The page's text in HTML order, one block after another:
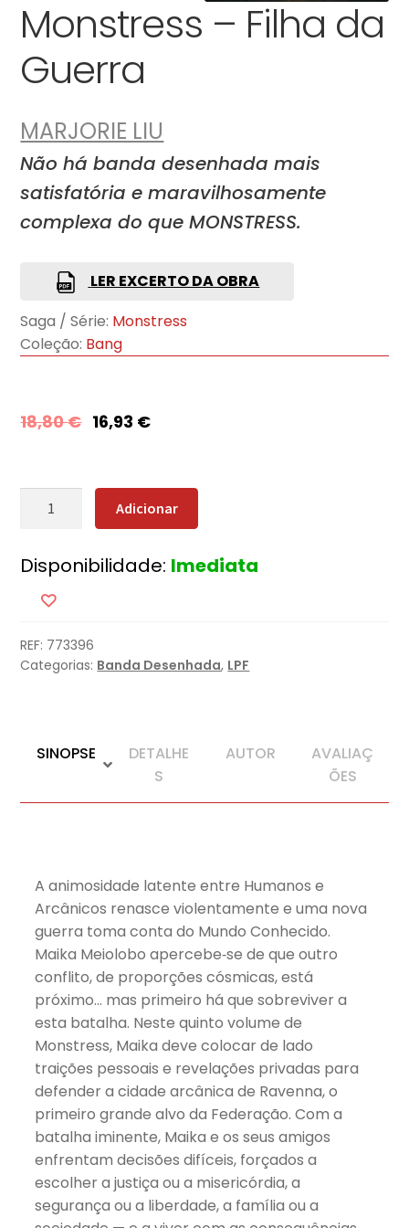
Monstress – Filha da
Guerra
MARJORIE LIU
Não há banda desenhada mais
satisfatória e maravilhosamente
complexa do que MONSTRESS.
LER EXCERTO DA OBRA
Saga / Série: Monstress
Coleção: Bang
18,80€ 16,93 €
Quantidade
-
Filha
Guerra
Adicionar
Disponibilidade: Imediata
REF: 773396
Categorias: Banda Desenhada, LPF
SINOPSE
DETALHE
S
AUTOR
AVALIAÇ
ÕES
A animosidade latente entre Humanos e
Arcânicos renasce violentamente e uma nova
guerra toma conta do Mundo Conhecido.
Maika Meiolobo apercebe‑se de que outro
conflito, de proporções cósmicas, está
próximo… mas primeiro há que sobreviver a
esta batalha. Neste quinto volume de
Monstress, Maika deve colocar de lado
traições pessoais e revelações privadas para
defender a cidade arcânica de Ravenna, o
primeiro grande alvo da Federação. Com a
batalha iminente, Maika e os seus amigos
enfrentam decisões difíceis, forçados a
escolher a justiça ou a misericórdia, a
segurança ou a liberdade, a família ou a